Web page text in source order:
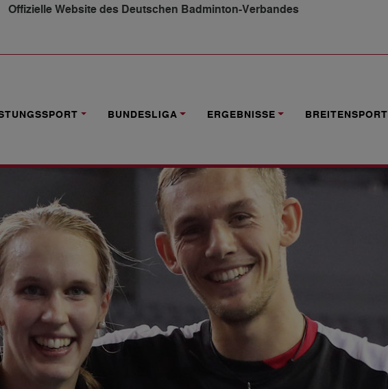
Offizielle Website des Deutschen Badminton-Verbandes
BUNDESLIGA ERGEBNISSE BREITENSPORT